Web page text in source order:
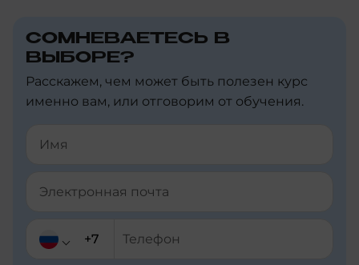
+32
+226
СОМНЕВАЕТЕСЬ В
ВЫБОРЕ?
Расскажем, чем может быть полезен курс
именно вам, или отговорим от обучения.